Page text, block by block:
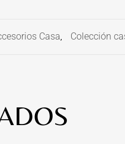
Casa, Colección